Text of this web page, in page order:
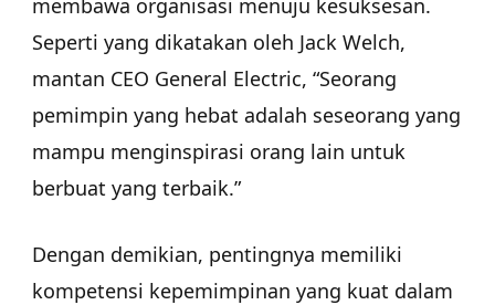
membawa organisasi menuju kesuksesan.
Seperti yang dikatakan oleh Jack Welch,
mantan CEO General Electric, “Seorang
pemimpin yang hebat adalah seseorang yang
mampu menginspirasi orang lain untuk
berbuat yang terbaik.”
Dengan demikian, pentingnya memiliki
kompetensi kepemimpinan yang kuat dalam